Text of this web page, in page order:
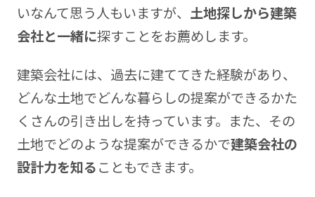
いなんて思う人もいますが、 土地探しから建築
会社と一緒に探すことをお薦めします。
建築会社には、過去に建ててきた経験があり、
どんな土地でどんな暮らしの提案ができるかた
くさんの引き出しを持っています。また、その
土地でどのような提案ができるかで建築会社の
設計力を知ることもできます。